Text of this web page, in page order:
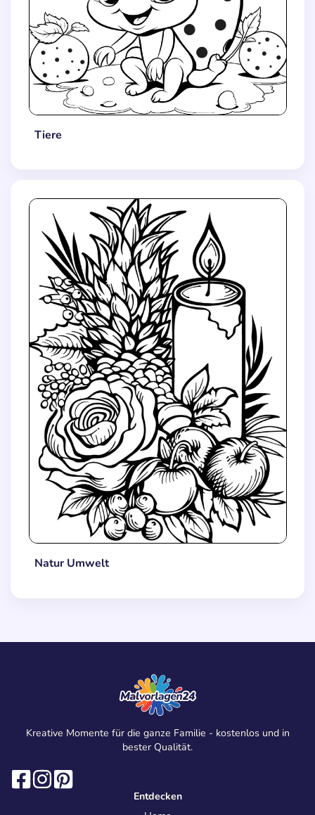
Tiere
Natur Umwelt
Kreative Momente für die ganze Familie - kostenlos und in
bester Qualität.
Entdecken